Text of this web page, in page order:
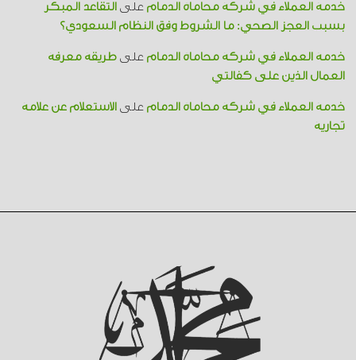
خدمة العملاء في شركة محاماة الدمام على التقاعد المبكر
بسبب العجز الصحي: ما الشروط وفق النظام السعودي؟
خدمة العملاء في شركة محاماة الدمام علىطريقة معرفة
العمال الذين على كفالتي
خدمة العملاء في شركة محاماة الدمام على الاستعلام عن علامة
تجارية